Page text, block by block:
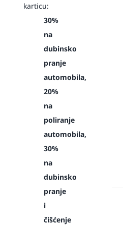
karticu:
30%
na
dubinsko
pranje
automobila,
20%
na
poliranje
automobila,
30%
na
dubinsko
pranje
i
čišćenje